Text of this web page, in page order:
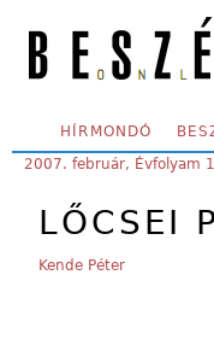
SECONDARY MENU
HÍRMONDÓ
YOU ARE HERE:
2007. február, Évfolyam
LŐCSEI
Kende Péter